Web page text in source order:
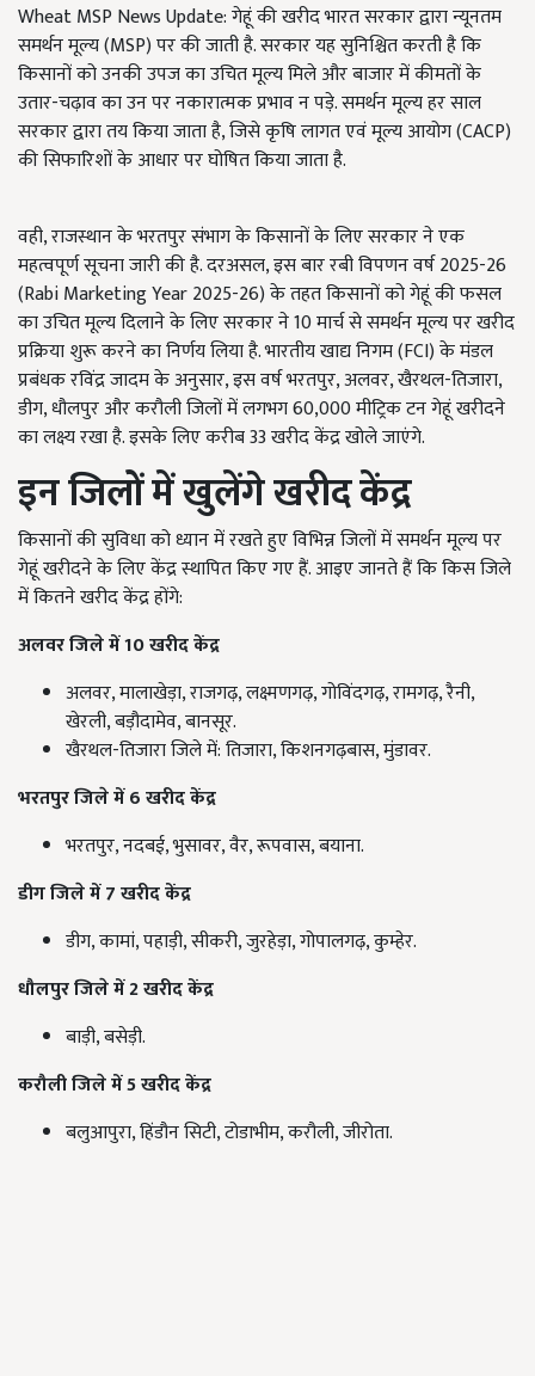
Wheat MSP News Update: गेहूं की खरीद भारत सरकार द्वारा न्यूनतम
समर्थन मूल्य (MSP) पर की जाती है. सरकार यह सुनिश्चित करती है कि
किसानों को उनकी उपज का उचित मूल्य मिले और बाजार में कीमतों के
उतार-चढ़ाव का उन पर नकारात्मक प्रभाव न पड़े. समर्थन मूल्य हर साल
सरकार द्वारा तय किया जाता है, जिसे कृषि लागत एवं मूल्य आयोग (CACP)
की सिफारिशों के आधार पर घोषित किया जाता है.
वही, राजस्थान के भरतपुर संभाग के किसानों के लिए सरकार ने एक
महत्वपूर्ण सूचना जारी की है. दरअसल, इस बार रबी विपणन वर्ष 2025-26
(Rabi Marketing Year 2025-26) के तहत किसानों को गेहूं की फसल
का उचित मूल्य दिलाने के लिए सरकार ने 10 मार्च से समर्थन मूल्य पर खरीद
प्रक्रिया शुरू करने का निर्णय लिया है. भारतीय खाद्य निगम (FCI) के मंडल
प्रबंधक रविंद्र जादम के अनुसार, इस वर्ष भरतपुर, अलवर, खैरथल-तिजारा,
डीग, धौलपुर और करौली जिलों में लगभग 60,000 मीट्रिक टन गेहूं खरीदने
का लक्ष्य रखा है. इसके लिए करीब 33 खरीद केंद्र खोले जाएंगे.
इन जिलों में खुलेंगे खरीद केंद्र
किसानों की सुविधा को ध्यान में रखते हुए विभिन्न जिलों में समर्थन मूल्य पर
गेहूं खरीदने के लिए केंद्र स्थापित किए गए हैं. आइए जानते हैं कि किस जिले
में कितने खरीद केंद्र होंगे:
अलवर जिले में10खरीद केंद्र
अलवर, मालाखेड़ा, राजगढ़, लक्ष्मणगढ़, गोविंदगढ़, रामगढ़, रैनी,
खेरली, बड़ौदामेव, बानसूर.
खैरथल-तिजारा जिले में: तिजारा, किशनगढ़बास, मुंडावर.
भरतपुर जिले में6खरीद केंद्र
भरतपुर, नदबई, भुसावर, वैर, रूपवास, बयाना.
डीग जिले में7खरीद केंद्र
डीग, कामां, पहाड़ी, सीकरी, जुरहेड़ा, गोपालगढ़, कुम्हेर.
धौलपुर जिले में2खरीद केंद्र
बाड़ी, बसेड़ी.
करौली जिले में5खरीद केंद्र
बलुआपुरा, हिंडौन सिटी, टोडाभीम, करौली, जीरोता.